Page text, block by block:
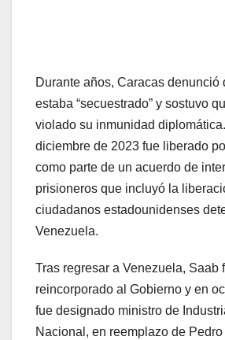
Durante años, Caracas denunció
estaba “secuestrado” y sostuvo
violado su inmunidad
diciembre de 2023 fue liberado
como parte de un acuerdo de
prisioneros que incluyó la
ciudadanos estadounidenses
Venezuela.
Tras regresar a Venezuela, Saab
reincorporado al Gobierno y en
fue designado ministro de
Nacional, en reemplazo de Pedro